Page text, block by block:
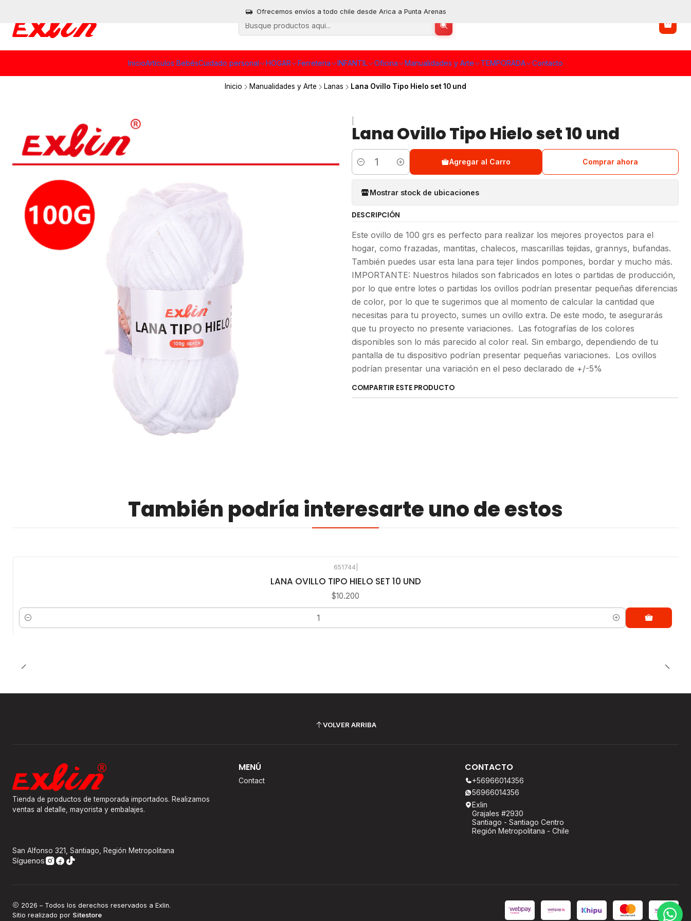
InicioArtículos BebésCuidado personal HOGAR Ferreteria INFANTIL Oficina Manualidades y Arte TEMPORADA Contacto
Ofrecemos envíos a todo chile desde Arica a Punta Arenas
Inicio Manualidades y Arte Lanas Lana Ovillo Tipo Hielo set 10 und
Lana Ovillo Tipo Hielo set 10 und
Cantidad
Agregar al Carro Comprar ahora
Mostrar stock de ubicaciones
DESCRIPCIÓN
Este ovillo de 100 grs es perfecto para realizar los mejores proyectos para el
hogar, como frazadas, mantitas, chalecos, mascarillas tejidas, grannys, bufandas.
También puedes usar esta lana para tejer lindos pompones, bordar y mucho más.
IMPORTANTE: Nuestros hilados son fabricados en lotes o partidas de producción,
por lo que entre lotes o partidas los ovillos podrían presentar pequeñas diferencias
de color, por lo que te sugerimos que al momento de calcular la cantidad que
necesitas para tu proyecto, sumes un ovillo extra. De este modo, te asegurarás
que tu proyecto no presente variaciones. Las fotografías de los colores
disponibles son lo más parecido al color real. Sin embargo, dependiendo de tu
pantalla de tu dispositivo podrían presentar pequeñas variaciones. Los ovillos
podrían presentar una variación en el peso declarado de +/-5%
COMPARTIR ESTE PRODUCTO
También podría interesarte uno de estos
651744
LANA OVILLO TIPO HIELO SET 10 UND
$10.200
Cantidad
VOLVER ARRIBA
Tienda de productos de temporada importados. Realizamos
ventas al detalle, mayorista y embalajes.
San Alfonso 321, Santiago, Región Metropolitana
Síguenos
MENÚ
Contact
CONTACTO
+56966014356
56966014356
Exlin
Grajales #2930
Santiago - Santiago Centro
Región Metropolitana - Chile
2026 – Todos los derechos reservados a Exlin.
Sitio realizado por Sitestore